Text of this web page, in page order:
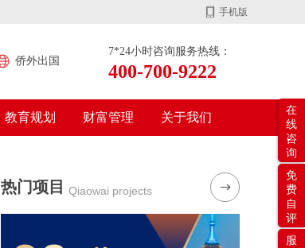
手机版
侨外出国
7*24小时咨询服务热线：
400-700-9222
教育规划 财富管理 关于我们
热门项目 Qiaowai projects
在
线
咨
询
免
费
自
评
服